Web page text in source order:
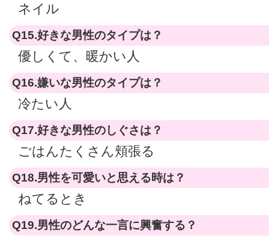
ネイル
Q15.好きな男性のタイプは？
優しくて、暖かい人
Q16.嫌いな男性のタイプは？
冷たい人
Q17.好きな男性のしぐさは？
ごはんたくさん頬張る
Q18.男性を可愛いと思える時は？
ねてるとき
Q19.男性のどんな一言に興奮する？